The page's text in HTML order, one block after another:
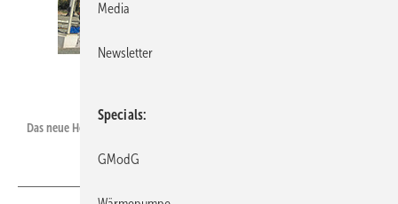
Das neue Howatherm-Logistikzentrum nimmt Gestalt an (August 2018).
Media
Newsletter
Specials
GModG